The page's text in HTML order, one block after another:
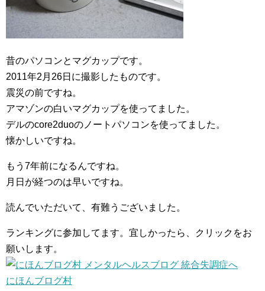
昔のパソコンとマグカップです。
2011年2月26日に撮影したものです。
震災の前ですね。
アマゾンの白いマグカップを使ってました。
デルのcore2duoのノートパソコンを使ってました。
懐かしいですね。
もう7年前になるんですね。
月日が経つのは早いですね。
読んでいただいて、有難うございました。
ランキングに参加してます。宜しかったら、クリックをお
願いします。
にほんブログ村